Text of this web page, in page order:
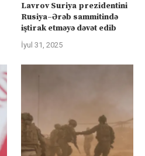
Lavrov Suriya prezidentini
Rusiya–Ərəb sammitində
iştirak etməyə dəvət edib
İyul 31, 2025